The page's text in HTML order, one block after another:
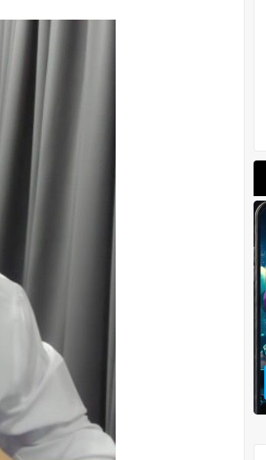
СКАЧАТЬ НА
ANDROID